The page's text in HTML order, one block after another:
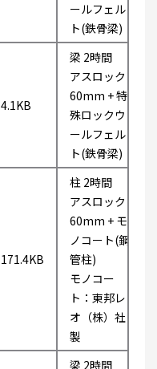
ールフェル
ト(鉄骨梁)
4.1KB
梁 2時間
アスロック
60mm + 特
殊ロックウ
ールフェル
ト(鉄骨梁)
171.4KB
柱 2時間
アスロック
60mm + モ
ノコート(鋼
管柱)
モノコー
ト：東邦レ
オ（株）社
製
梁 2時間